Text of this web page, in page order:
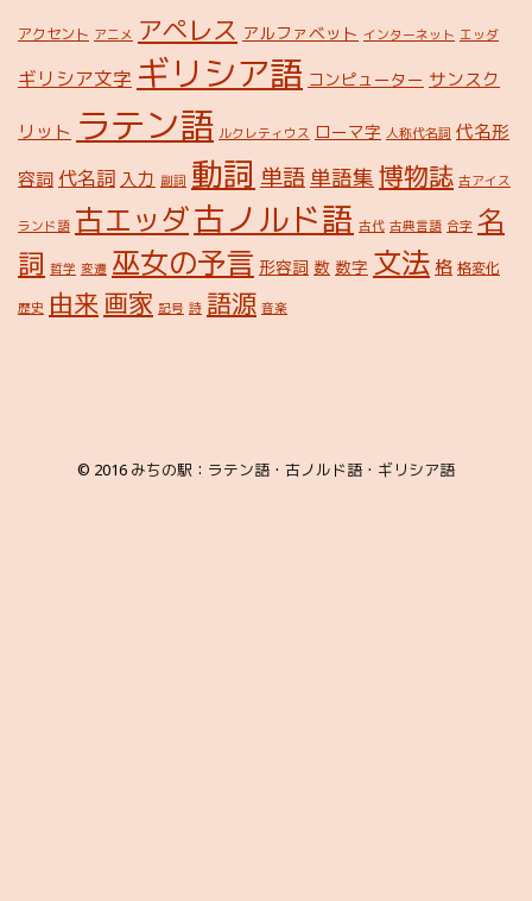
アクセント アニメ アペレス アルファベット インターネット エッダ
ギリシア文字 ギリシア語 コンピューター サンスク
リット ラテン語 ルクレティウス ローマ字 人称代名詞 代名形
容詞 代名詞 入力 副詞 動詞 単語単語集 博物誌 古アイス
ランド語 古エッダ古ノルド語 古代 古典言語 合字 名
詞 哲学 変遷 巫女の予言 形容詞 数 数字 文法 格 格変化
歴史 由来画家 記号 詩 語源 音楽
© 2016 みちの駅：ラテン語・古ノルド語・ギリシア語